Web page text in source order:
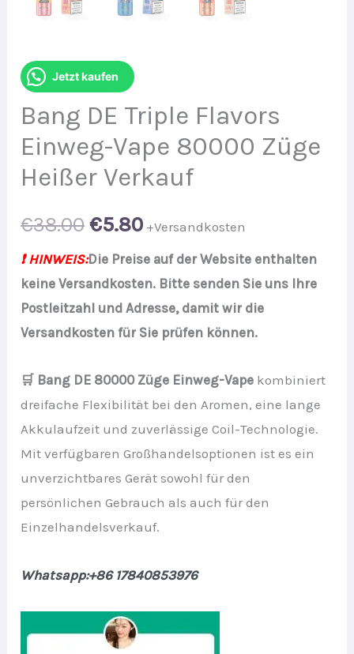
Jetzt kaufen
Bang DE Triple Flavors
Einweg-Vape 80000 Züge
Heißer Verkauf
€38.00 Original
price
was:
€38.00.
€5.80Current
price
€5.80.
+Versandkosten
❗ HINWEIS:Die Preise auf der Website enthalten
keine Versandkosten. Bitte senden Sie uns Ihre
Postleitzahl und Adresse, damit wir die
Versandkosten für Sie prüfen können.
🛒 Bang DE 80000 Züge Einweg-Vape kombiniert
dreifache Flexibilität bei den Aromen, eine lange
Akkulaufzeit und zuverlässige Coil-Technologie.
Mit verfügbaren Großhandelsoptionen ist es ein
unverzichtbares Gerät sowohl für den
persönlichen Gebrauch als auch für den
Einzelhandelsverkauf.
Whatsapp:+86 17840853976